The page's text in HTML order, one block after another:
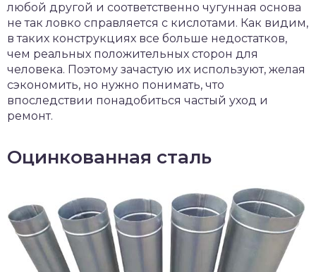
любой другой и соответственно чугунная основа
не так ловко справляется с кислотами. Как видим,
в таких конструкциях все больше недостатков,
чем реальных положительных сторон для
человека. Поэтому зачастую их используют, желая
сэкономить, но нужно понимать, что
впоследствии понадобиться частый уход и
ремонт.
Оцинкованная сталь